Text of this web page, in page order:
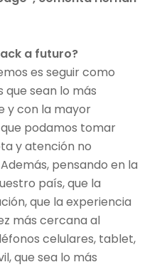
a futuro?
es seguir como
sean lo más
y con la mayor
podamos tomar
y atención no
pensando en la
país, que la
que la experiencia
más cercana al
celulares, tablet,
que sea lo más